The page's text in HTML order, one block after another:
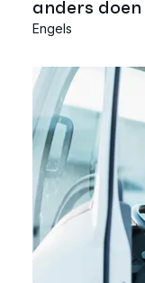
anders doen
Engels